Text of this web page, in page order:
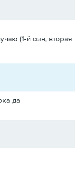
(1-й сын, вторая
да